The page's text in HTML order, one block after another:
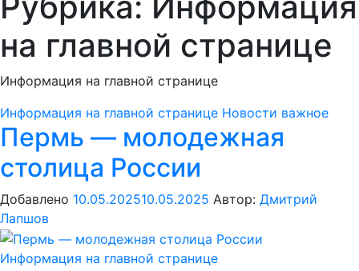
на главной странице
Информация на главной странице
Информация на главной странице Новости важное
Пермь — молодежная
столица России
Добавлено 10.05.202510.05.2025 Автор: Дмитрий
Лапшов
Информация на главной странице